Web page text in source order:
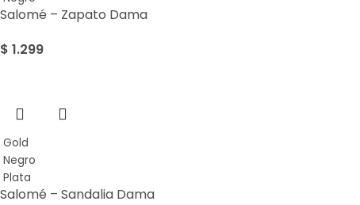
Salomé – Zapato Dama
$ 1.299
Gold
Negro
Plata
Salomé – Sandalia Dama